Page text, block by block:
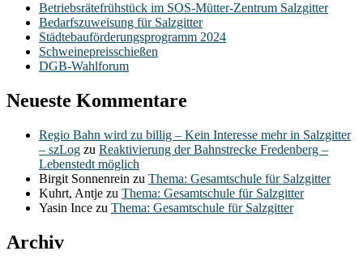
Betriebsrätefrühstück im SOS-Mütter-Zentrum Salzgitter
Bedarfszuweisung für Salzgitter
Städtebauförderungsprogramm 2024
Schweinepreisschießen
DGB-Wahlforum
Neueste Kommentare
Regio Bahn wird zu billig – Kein Interesse mehr in Salzgitter
– szLog zu Reaktivierung der Bahnstrecke Fredenberg –
Lebenstedt möglich
Birgit Sonnenrein zu Thema: Gesamtschule für Salzgitter
Kuhrt, Antje zu Thema: Gesamtschule für Salzgitter
Yasin Ince zu Thema: Gesamtschule für Salzgitter
Archiv